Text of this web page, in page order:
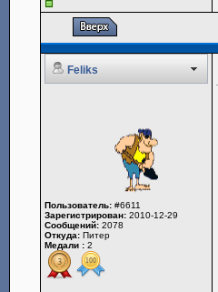
Feliks
Пользователь: #6611
Зарегистрирован: 2010-12-29
Сообщений: 2078
Откуда: Питер
Медали : 2